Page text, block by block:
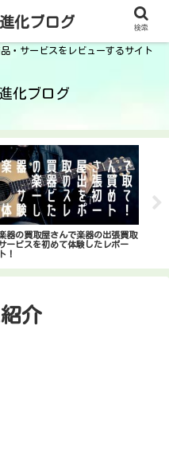
・サービスをレビューするサイト
化ブログ
器の買取屋さんで楽器の出張買取
ービスを初めて体験したレポー
ト！
介
化ブログ 検索